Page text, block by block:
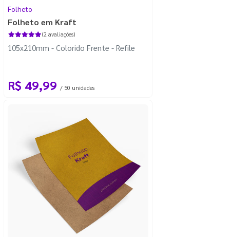
Folheto
Folheto em Kraft
(2 avaliações)
105x210mm - Colorido Frente - Refile
R$ 49,99 / 50 unidades